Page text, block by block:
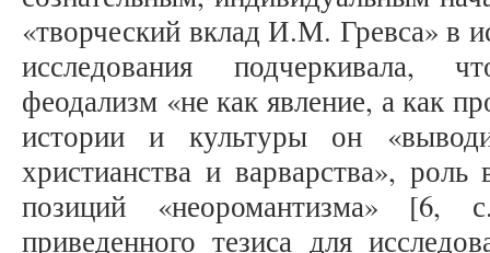
«творческий вклад И.М. Гревса» в
исследования подчеркивала,
феодализм «не как явление, а как
истории и культуры он
христианства и варварства»,
позиций «неоромантизма» [6,
приведенного тезиса для